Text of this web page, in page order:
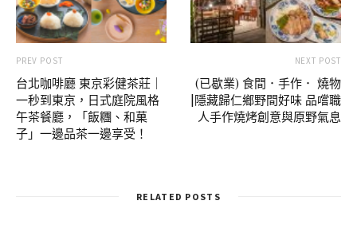
PREV POST
台北咖啡廳 東京彩健茶莊｜
一秒到東京，日式庭院風格
午茶餐廳，「飯糰、和菓
子」一邊品茶一邊享受！
NEXT POST
(已歇業) 食間．手作． 燒物
|隱藏歸仁鄉野間好味 品嚐職
人手作燒烤創意與原野氣息
RELATED POSTS